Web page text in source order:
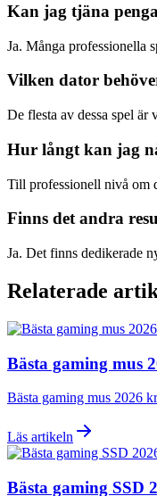
Kan jag tjäna
Ja. Många professionella
Vilken dator
De flesta av dessa spel är
Hur långt kan jag
Till professionell nivå om
Finns det andra
Ja. Det finns dedikerade
Relaterade
Bästa gaming mus
Bästa gaming mus 2026
Läs artikeln
Bästa gaming SSD